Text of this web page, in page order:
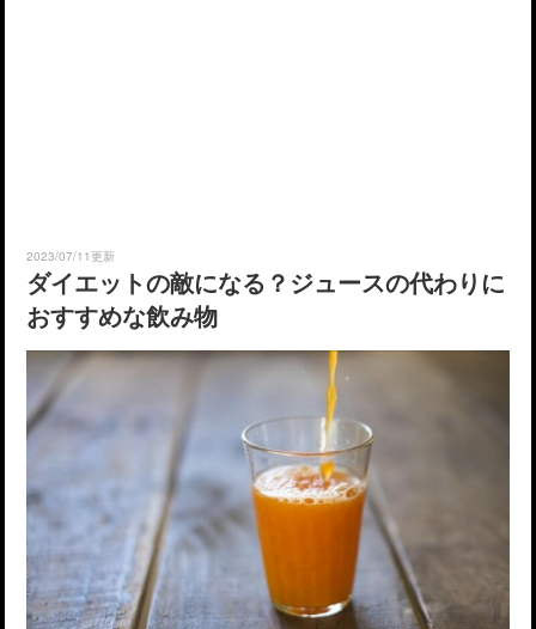
2023/07/11更新
ダイエットの敵になる？ジュースの代わりに
おすすめな飲み物